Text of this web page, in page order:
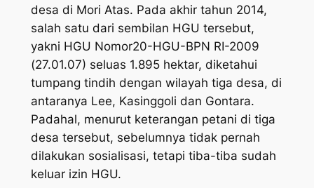
desa di Mori Atas. Pada akhir tahun 2014,
salah satu dari sembilan HGU tersebut,
yakni HGU Nomor20-HGU-BPN RI-2009
(27.01.07) seluas 1.895 hektar, diketahui
tumpang tindih dengan wilayah tiga desa, di
antaranya Lee, Kasinggoli dan Gontara.
Padahal, menurut keterangan petani di tiga
desa tersebut, sebelumnya tidak pernah
dilakukan sosialisasi, tetapi tiba-tiba sudah
keluar izin HGU.